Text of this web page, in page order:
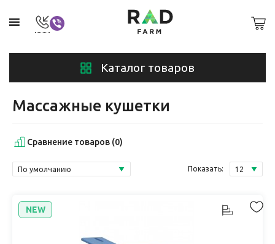
Каталог товаров
Массажные кушетки
Сравнение товаров (0)
Показать:
NEW